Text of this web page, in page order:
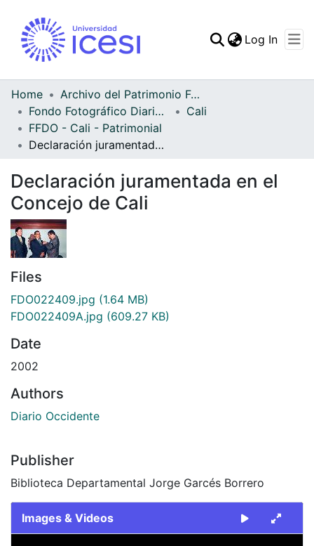
Statistics
Log In
Home
Archivo del Patrimonio Fotográfico y Fílmico del Valle del Cauca
Fondo Fotográfico Diario Occidente
Cali
FFDO - Cali - Patrimonial
Declaración juramentada en el Concejo de Cali
Declaración juramentada en el
Concejo de Cali
Files
FDO022409.jpg (1.64 MB)
FDO022409A.jpg (609.27 KB)
Date
2002
Authors
Diario Occidente
Publisher
Biblioteca Departamental Jorge Garcés Borrero
Images & Videos